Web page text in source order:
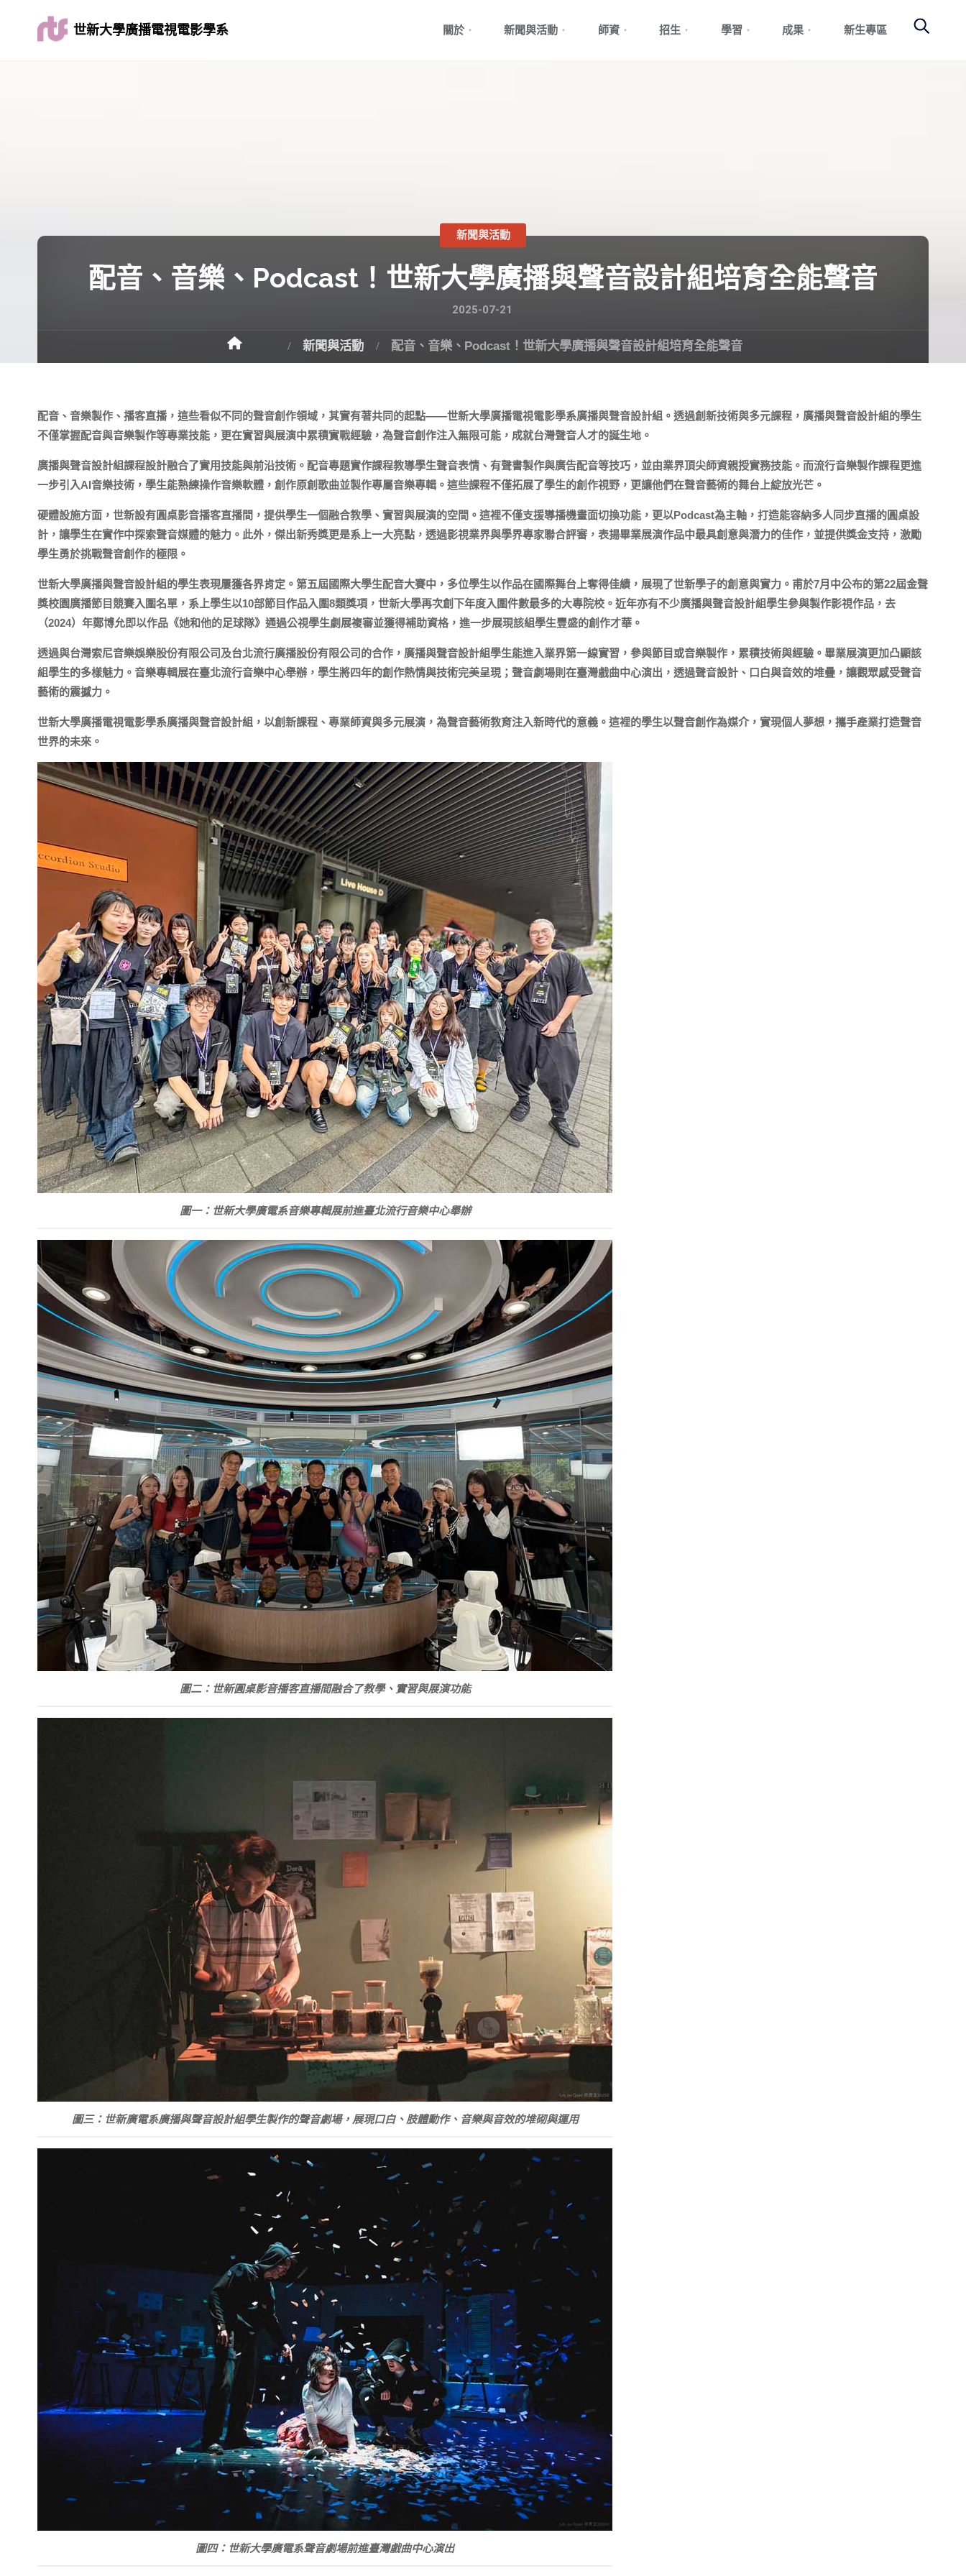
世新大學廣播電視電影學系 關於 新聞與活動 師資 招生 學習 成果 新生專區
配音、音樂、Podcast！世新大學廣播與聲音設計組培育全能聲音
2025-07-21
新聞與活動
新聞與活動 配音、音樂、Podcast！世新大學廣播與聲音設計組培育全能聲音
配音、音樂製作、播客直播，這些看似不同的聲音創作領域，其實有著共同的起點——世新大學廣播電視電影學系廣播與聲音設計組。透過創新技術與多元課程，廣播與聲音設計組的學生
不僅掌握配音與音樂製作等專業技能，更在實習與展演中累積實戰經驗，為聲音創作注入無限可能，成就台灣聲音人才的誕生地。
廣播與聲音設計組課程設計融合了實用技能與前沿技術。配音專題實作課程教導學生聲音表情、有聲書製作與廣告配音等技巧，並由業界頂尖師資親授實務技能。而流行音樂製作課程更進
一步引入AI音樂技術，學生能熟練操作音樂軟體，創作原創歌曲並製作專屬音樂專輯。這些課程不僅拓展了學生的創作視野，更讓他們在聲音藝術的舞台上綻放光芒。
硬體設施方面，世新設有圓桌影音播客直播間，提供學生一個融合教學、實習與展演的空間。這裡不僅支援導播機畫面切換功能，更以Podcast為主軸，打造能容納多人同步直播的圓桌設
計，讓學生在實作中探索聲音媒體的魅力。此外，傑出新秀獎更是系上一大亮點，透過影視業界與學界專家聯合評審，表揚畢業展演作品中最具創意與潛力的佳作，並提供獎金支持，激勵
學生勇於挑戰聲音創作的極限。
世新大學廣播與聲音設計組的學生表現屢獲各界肯定。第五屆國際大學生配音大賽中，多位學生以作品在國際舞台上奪得佳績，展現了世新學子的創意與實力。甫於7月中公布的第22屆金聲
獎校園廣播節目競賽入圍名單，系上學生以10部節目作品入圍8類獎項，世新大學再次創下年度入圍件數最多的大專院校。近年亦有不少廣播與聲音設計組學生參與製作影視作品，去
（2024）年鄭博允即以作品《她和他的足球隊》通過公視學生劇展複審並獲得補助資格，進一步展現該組學生豐盛的創作才華。
透過與台灣索尼音樂娛樂股份有限公司及台北流行廣播股份有限公司的合作，廣播與聲音設計組學生能進入業界第一線實習，參與節目或音樂製作，累積技術與經驗。畢業展演更加凸顯該
組學生的多樣魅力。音樂專輯展在臺北流行音樂中心舉辦，學生將四年的創作熱情與技術完美呈現；聲音劇場則在臺灣戲曲中心演出，透過聲音設計、口白與音效的堆疊，讓觀眾感受聲音
藝術的震撼力。
世新大學廣播電視電影學系廣播與聲音設計組，以創新課程、專業師資與多元展演，為聲音藝術教育注入新時代的意義。這裡的學生以聲音創作為媒介，實現個人夢想，攜手產業打造聲音
世界的未來。
圖一：世新大學廣電系音樂專輯展前進臺北流行音樂中心舉辦
圖二：世新圓桌影音播客直播間融合了教學、實習與展演功能
圖三：世新廣電系廣播與聲音設計組學生製作的聲音劇場，展現口白、肢體動作、音樂與音效的堆砌與運用
圖四：世新大學廣電系聲音劇場前進臺灣戲曲中心演出